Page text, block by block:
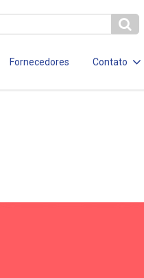
Fornecedores Contato